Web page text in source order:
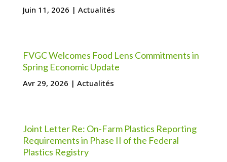
Juin 11, 2026 | Actualités
FVGC Welcomes Food Lens Commitments in
Spring Economic Update
Avr 29, 2026 | Actualités
Joint Letter Re: On-Farm Plastics Reporting
Requirements in Phase II of the Federal
Plastics Registry